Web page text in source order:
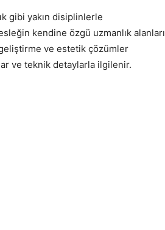
gibi yakın disiplinlerle
kendine özgü uzmanlık alanları
ve estetik çözümler
ve teknik detaylarla ilgilenir.